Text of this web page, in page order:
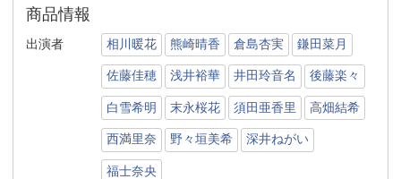
商品情報
出演者 相川暖花 熊崎晴香 倉島杏実 鎌田菜月
佐藤佳穂 浅井裕華 井田玲音名 後藤楽々
白雪希明 末永桜花 須田亜香里 高畑結希
西満里奈 野々垣美希 深井ねがい
福士奈央